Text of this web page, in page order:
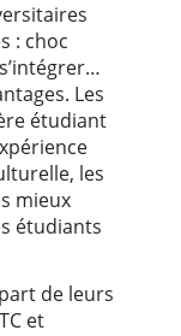
: choc
Les
étudiant
les
mieux
étudiants
de leurs
et